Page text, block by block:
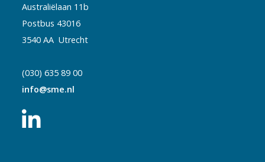
Australiëlaan 11b
Postbus 43016
3540 AA Utrecht
(030) 635 89 00
info@sme.nl